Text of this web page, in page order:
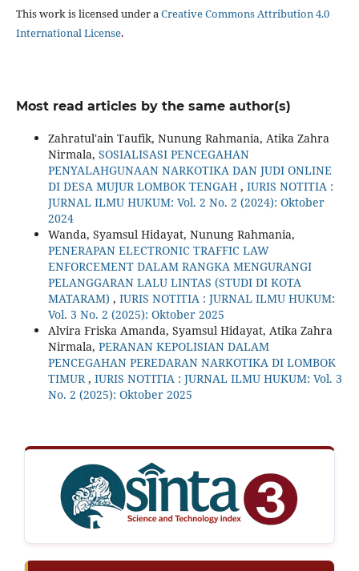
This work is licensed under aCreative Commons Attribution 4.0
International License.
Most read articles by the same author(s)
Zahratul'ain Taufik, Nunung Rahmania, Atika Zahra
Nirmala, SOSIALISASI PENCEGAHAN
PENYALAHGUNAAN NARKOTIKA DAN JUDI ONLINE
DI DESA MUJUR LOMBOK TENGAH , IURIS NOTITIA :
JURNAL ILMU HUKUM: Vol. 2 No. 2 (2024): Oktober
2024
Wanda, Syamsul Hidayat, Nunung Rahmania,
PENERAPAN ELECTRONIC TRAFFIC LAW
ENFORCEMENT DALAM RANGKA MENGURANGI
PELANGGARAN LALU LINTAS (STUDI DI KOTA
MATARAM) , IURIS NOTITIA : JURNAL ILMU HUKUM:
Vol. 3 No. 2 (2025): Oktober 2025
Alvira Friska Amanda, Syamsul Hidayat, Atika Zahra
Nirmala, PERANAN KEPOLISIAN DALAM
PENCEGAHAN PEREDARAN NARKOTIKA DI LOMBOK
TIMUR, IURIS NOTITIA : JURNAL ILMU HUKUM: Vol. 3
No. 2 (2025): Oktober 2025